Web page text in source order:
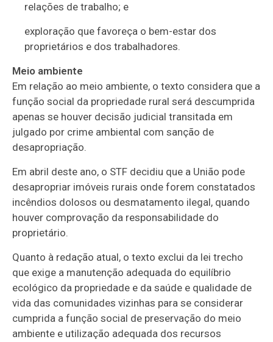
relações de trabalho; e
exploração que favoreça o bem-estar dos
proprietários e dos trabalhadores.
Meio ambiente
Em relação ao meio ambiente, o texto considera que a
função social da propriedade rural será descumprida
apenas se houver decisão judicialtransitada em
julgado por crime ambiental com sanção de
desapropriação.
Em abril deste ano, o STF decidiu que a União pode
desapropriar imóveis rurais onde forem constatados
incêndios dolosos ou desmatamento ilegal, quando
houver comprovação da responsabilidade do
proprietário.
Quanto à redação atual, o texto exclui da lei trecho
que exige a manutenção adequada do equilíbrio
ecológico da propriedade e da saúde e qualidade de
vida das comunidades vizinhas para se considerar
cumprida a função social de preservação do meio
ambiente e utilização adequada dos recursos